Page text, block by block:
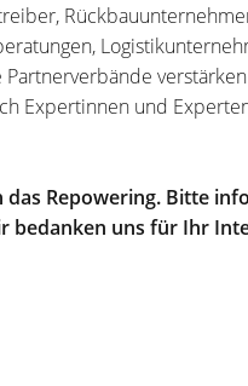
Expertinnen und
Repowering. Bitte
bedanken uns für Ihr